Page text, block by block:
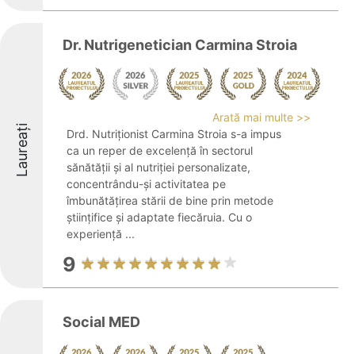
Laureați
Dr. Nutrigenetician Carmina Stroia
Arată mai multe >>
Drd. Nutriționist Carmina Stroia s-a impus
ca un reper de excelență în sectorul
sănătății și al nutriției personalizate,
concentrându-și activitatea pe
îmbunătățirea stării de bine prin metode
științifice și adaptate fiecăruia. Cu o
experiență ...
9
Social MED